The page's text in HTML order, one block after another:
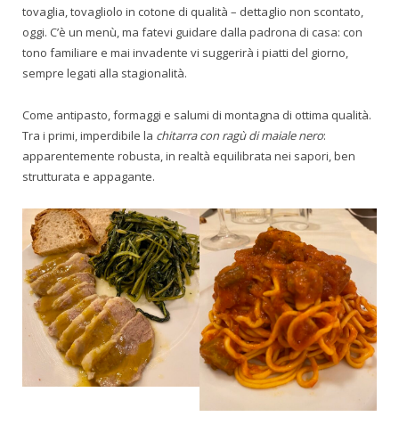
tovaglia, tovagliolo in cotone di qualità – dettaglio non scontato,
oggi. C’è un menù, ma fatevi guidare dalla padrona di casa: con
tono familiare e mai invadente vi suggerirà i piatti del giorno,
sempre legati alla stagionalità.
Come antipasto, formaggi e salumi di montagna di ottima qualità.
Tra i primi, imperdibile la chitarra con ragù di maiale nero:
apparentemente robusta, in realtà equilibrata nei sapori, ben
strutturata e appagante.